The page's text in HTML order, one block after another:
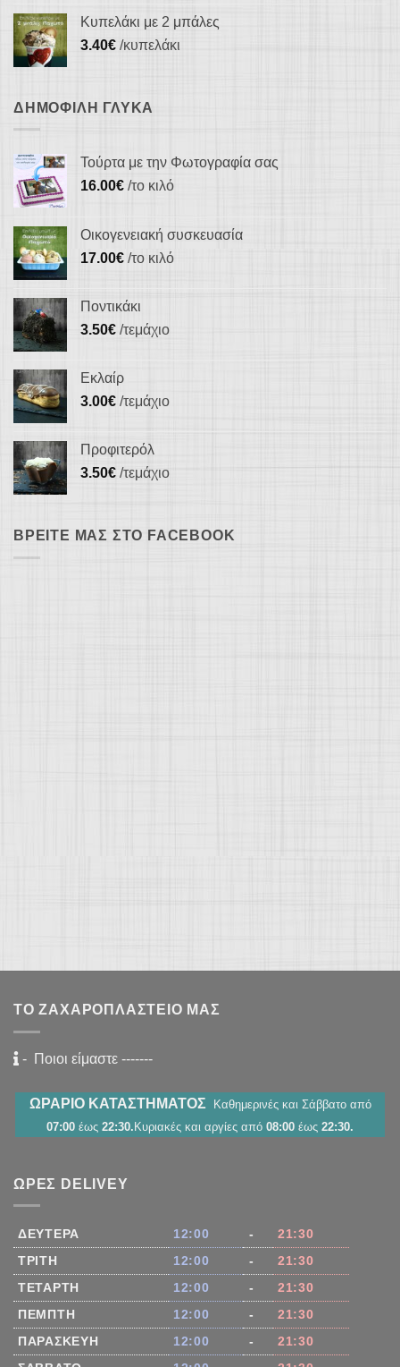
Κυπελάκι με 2 μπάλες
3.40€ /κυπελάκι
ΔΗΜΟΦΙΛΉ ΓΛΥΚΆ
Τούρτα με την Φωτογραφία σας
16.00€ /το κιλό
Οικογενειακή συσκευασία
17.00€ /το κιλό
Ποντικάκι
3.50€ /τεμάχιο
Εκλαίρ
3.00€ /τεμάχιο
Προφιτερόλ
3.50€ /τεμάχιο
ΒΡΕΊΤΕ ΜΑΣ ΣΤΟ FACEBOOK
ΤΟ ΖΑΧΑΡΟΠΛΑΣΤΕΊΟ ΜΑΣ
- Ποιοι είμαστε -------
ΩΡΑΡΙΟ ΚΑΤΑΣΤΗΜΑΤΟΣ
Καθημερινές και Σάββατο από
07:00 έως 22:30.Κυριακές και αργίες από 08:00 έως 22:30.
ΏΡΕΣ DELIVEY
ΔΕΥΤΈΡΑ 12:00 -
21:30
ΤΡΊΤΗ
12:00 -
21:30
ΤΕΤΆΡΤΗ
12:00 -
21:30
ΠΈΜΠΤΗ
12:00 -
21:30
ΠΑΡΑΣΚΕΥΉ
12:00 -
21:30